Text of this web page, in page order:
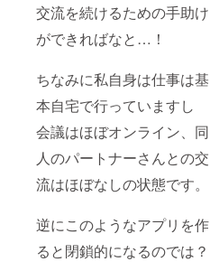
交流を続けるための手助け
ができればなと…！
ちなみに私自身は仕事は基
本自宅で行っていますし
会議はほぼオンライン、同
人のパートナーさんとの交
流はほぼなしの状態です。
逆にこのようなアプリを作
ると閉鎖的になるのでは？